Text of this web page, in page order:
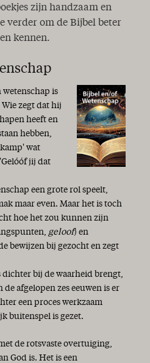
zijn handzaam en
verder om de Bijbel beter
kennen.
wetenschap is
zegt dat hij
heeft en
hebben,
wat
jij dat
een grote rol speelt,
maar even. Maar het is toch
hoe het zou kunnen zijn
geloof) en
bewijzen bij gezocht en zegt
dichter bij de waarheid brengt,
de afgelopen zes eeuwen is er
een proces werkzaam
buitenspel is gezet.
de rotsvaste overtuiging,
God is. Het is een